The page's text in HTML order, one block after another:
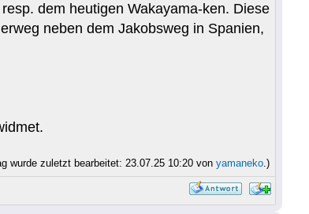
dem heutigen Wakayama-ken. Diese
neben dem Jakobsweg in Spanien,
wurde zuletzt bearbeitet: 23.07.25 10:20 von yamaneko.)